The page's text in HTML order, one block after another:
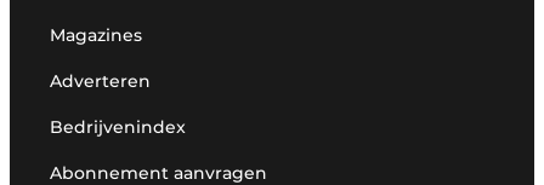
Magazines
Adverteren
Bedrijvenindex
Abonnement aanvragen